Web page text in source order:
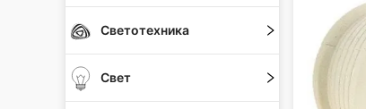
Светотехника
Свет